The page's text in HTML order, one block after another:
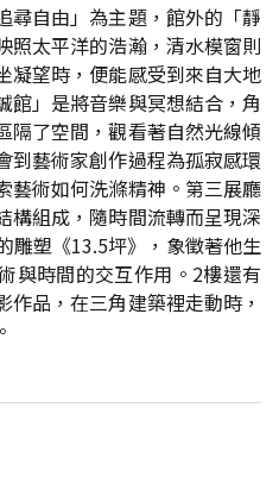
尋自由」為主題，館外的「靜
照太平洋的浩瀚，清水模窗則
凝望時，便能感受到來自大地
館」是將音樂與冥想結合，角
隔了空間，觀看著自然光線傾
到藝術家創作過程為孤寂感環
藝術如何洗滌精神。第三展廳
構組成，隨時間流轉而呈現深
雕塑《13.5坪》，象徵著他生
與時間的交互作用。2樓還有
品，在三角建築裡走動時，